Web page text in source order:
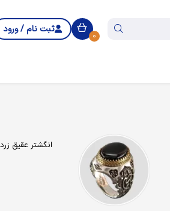
0
ثبت نام / ورود
انگشتر عقیق